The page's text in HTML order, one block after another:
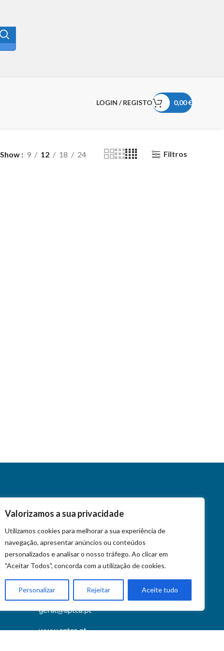
Valorizamos a sua privacidade
Utilizamos cookies para melhorar a sua experiência de
navegação, apresentar anúncios ou conteúdos
personalizados e analisar o nosso tráfego. Ao clicar em
"Aceitar Todos", concorda com a utilização de cookies.
Personalizar Rejeitar Aceite tudo
LOGIN / REGISTO 0,00€
Show 9 12 18 24 Filtros
Contactos
+351 218 452 020
+351 939 572 023
Av. Almirante Gago Coutinho 90, 1749-039
Lisboa
geral@aptca.pt
www.aptca.pt